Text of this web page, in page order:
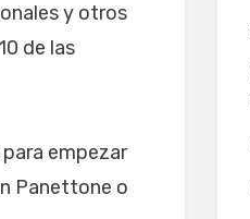
y otros
de las
empezar
Panettone o